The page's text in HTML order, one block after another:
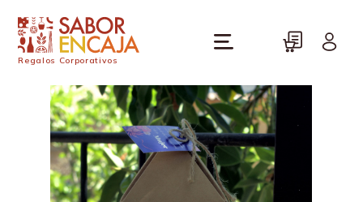
Regalos Corporativos